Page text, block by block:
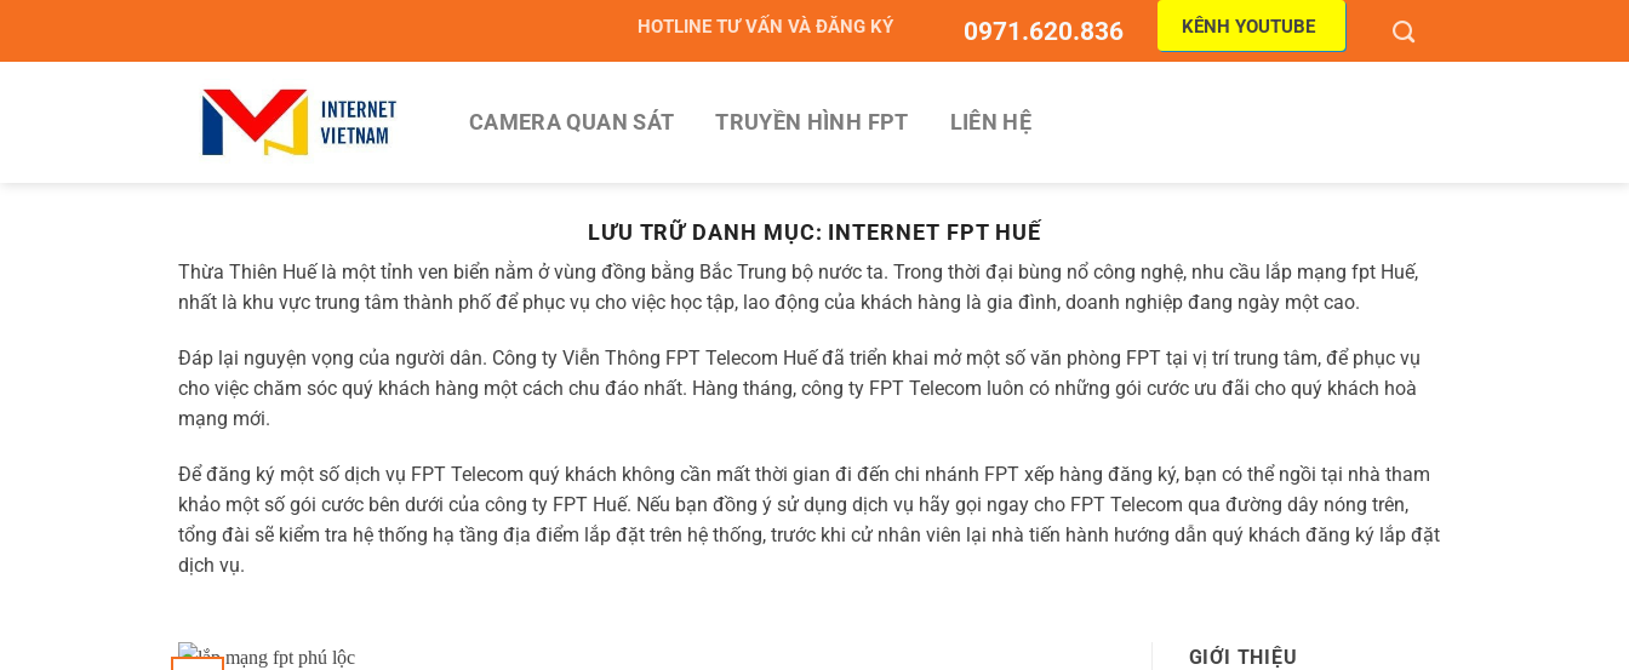
HOTLINE TƯ VẤN VÀ ĐĂNG KÝ 0971.620.836 KÊNH YOUTUBE
CAMERA QUAN SÁT TRUYỀN HÌNH FPT LIÊN HỆ
LƯU TRỮ DANH MỤC: INTERNET FPT HUẾ
Thừa Thiên Huế là một tỉnh ven biển nằm ở vùng đồng bằng Bắc Trung bộ nước ta. Trong thời đại bùng nổ công nghệ, nhu cầu lắp mạng fpt Huế,
nhất là khu vực trung tâm thành phố để phục vụ cho việc học tập, lao động của khách hàng là gia đình, doanh nghiệp đang ngày một cao.
Đáp lại nguyện vọng của người dân. Công ty Viễn Thông FPT Telecom Huế đã triển khai mở một số văn phòng FPT tại vị trí trung tâm, để phục vụ
cho việc chăm sóc quý khách hàng một cách chu đáo nhất. Hàng tháng, công ty FPT Telecom luôn có những gói cước ưu đãi cho quý khách hoà
mạng mới.
Để đăng ký một số dịch vụ FPT Telecom quý khách không cần mất thời gian đi đến chi nhánh FPT xếp hàng đăng ký, bạn có thể ngồi tại nhà tham
khảo một số gói cước bên dưới của công ty FPT Huế. Nếu bạn đồng ý sử dụng dịch vụ hãy gọi ngay cho FPT Telecom qua đường dây nóng trên,
tổng đài sẽ kiểm tra hệ thống hạ tầng địa điểm lắp đặt trên hệ thống, trước khi cử nhân viên lại nhà tiến hành hướng dẫn quý khách đăng ký lắp đặt
dịch vụ.
GIỚI THIỆU